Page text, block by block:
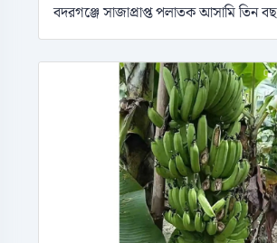
বদরগঞ্জে সাজাপ্রাপ্ত পলাতক আসামি তিন